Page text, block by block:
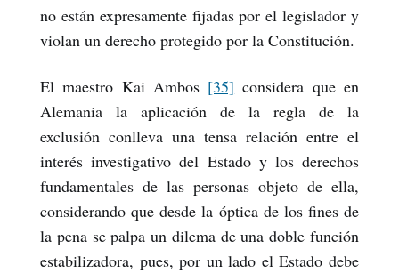
no están expresamente fijadas por el legislador y
violan un derecho protegido por la Constitución.
El maestro Kai Ambos [35] considera que en
Alemania la aplicación de la regla de la
exclusión conlleva una tensa relación entre el
interés investigativo del Estado y los derechos
fundamentales de las personas objeto de ella,
considerando que desde la óptica de los fines de
la pena se palpa un dilema de una doble función
estabilizadora, pues, por un lado el Estado debe